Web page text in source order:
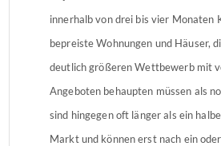
innerhalb von drei bis vier Monaten
bepreiste Wohnungen und Häuser,
deutlich größeren Wettbewerb mit
Angeboten behaupten müssen als
sind hingegen oft länger als ein
Markt und können erst nach ein